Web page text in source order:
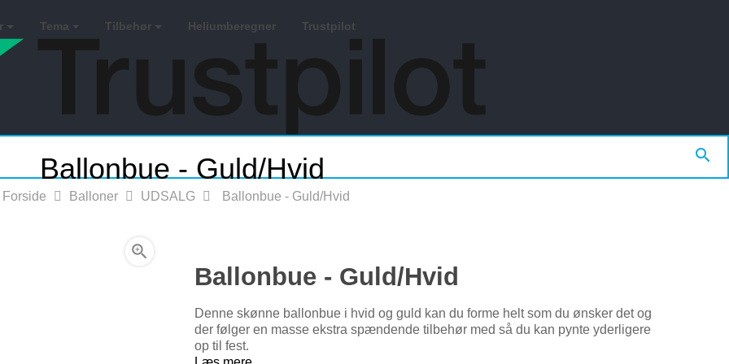
Tema Tilbehør Heliumberegner Trustpilot

Ballonbue - Guld/Hvid
Forside Balloner UDSALG Ballonbue - Guld/Hvid

Ballonbue - Guld/Hvid
Denne skønne ballonbue i hvid og guld kan du forme helt som du ønsker det og
der følger en masse ekstra spændende tilbehør med så du kan pynte yderligere
op til fest.